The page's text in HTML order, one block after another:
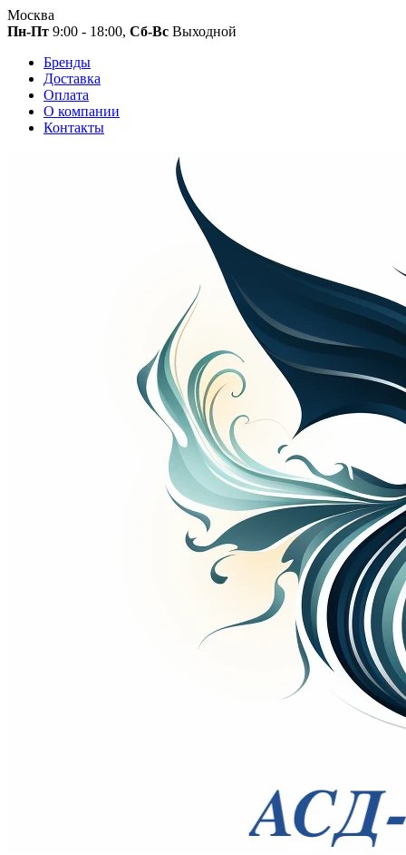
Москва
Пн-Пт 9:00 - 18:00, Сб-Вс Выходной
Бренды
Доставка
Оплата
О компании
Контакты